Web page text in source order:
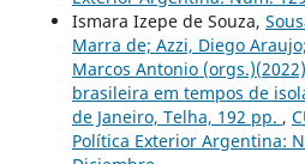
Ismara Izepe de Souza,
Marra de; Azzi, Diego
Marcos Antonio
brasileira em tempos de
de Janeiro, Telha, 192 pp. ,
Política Exterior Argentina: